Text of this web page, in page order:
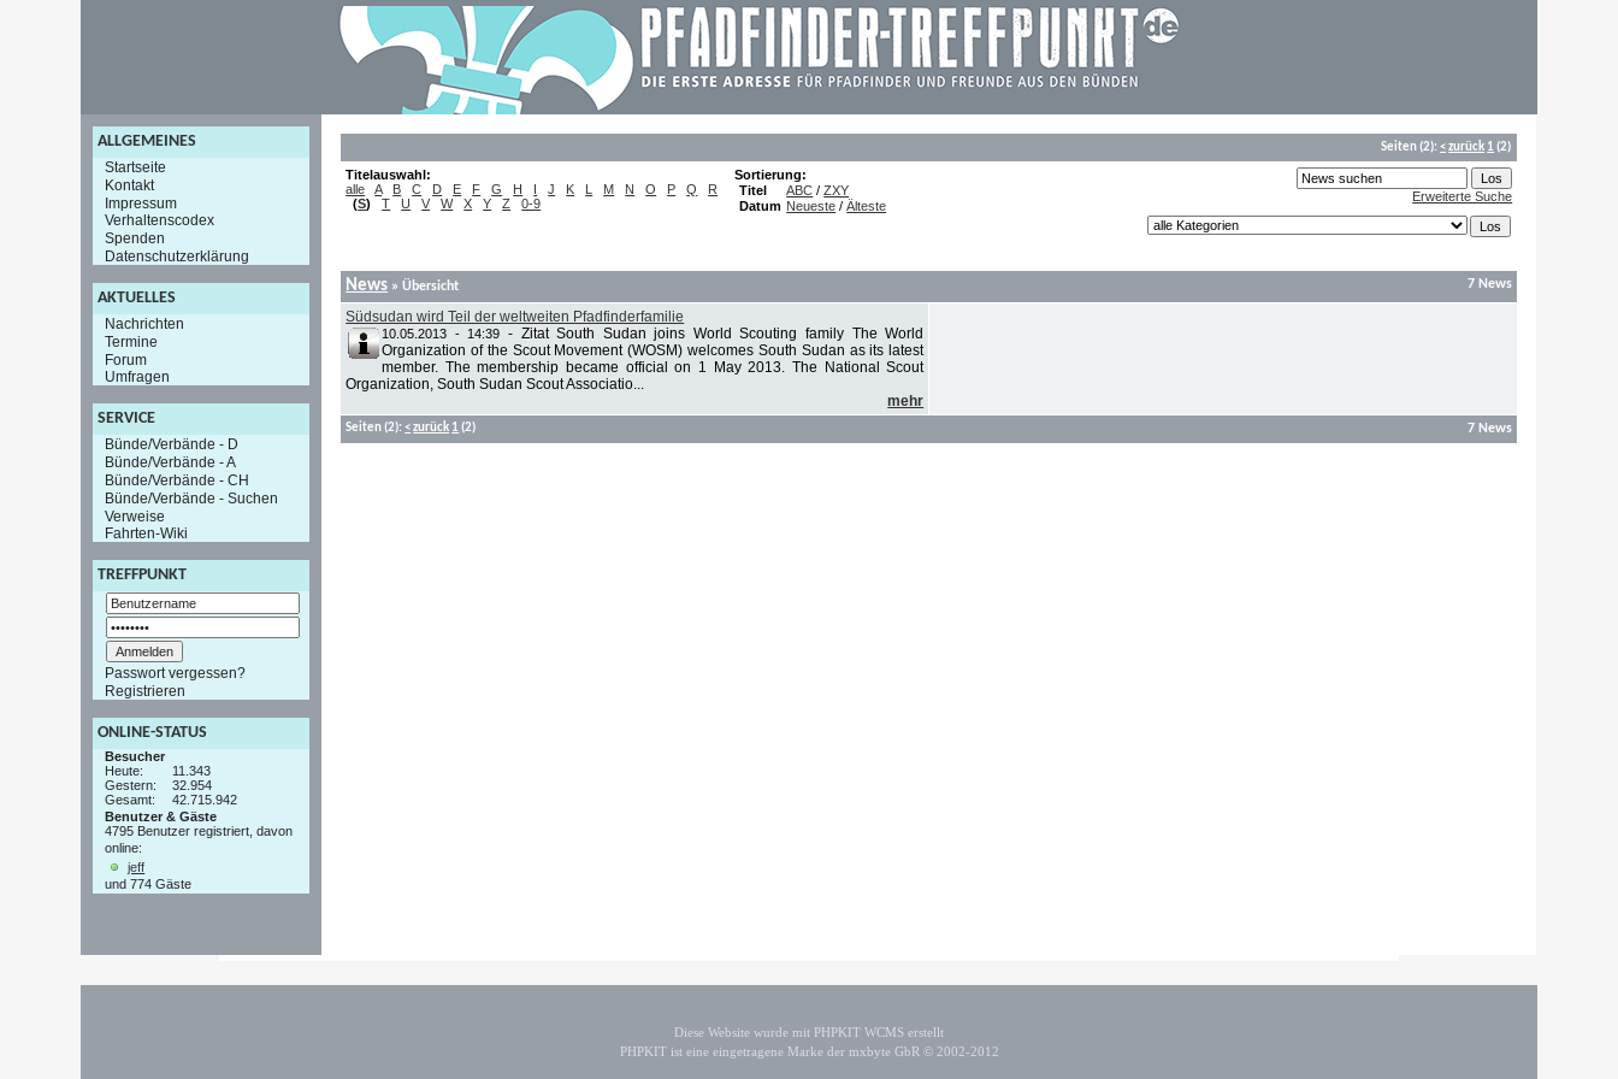
ALLGEMEINES
Startseite
Kontakt
Impressum
Verhaltenscodex
Spenden
Datenschutzerklärung
AKTUELLES
Nachrichten
Termine
Forum
Umfragen
SERVICE
Bünde/Verbände - D
Bünde/Verbände - A
Bünde/Verbände - CH
Bünde/Verbände - Suchen
Verweise
Fahrten-Wiki
TREFFPUNKT
Passwort vergessen?
Registrieren
ONLINE-STATUS
Besucher
Heute:
11.343
Gestern:
32.954
Gesamt:
42.715.942
Benutzer & Gäste
4795 Benutzer registriert, davon
online:
jeff
und 774 Gäste
Seiten(2):< zurück 1 (2)
Titelauswahl:
alle
A B C D E F G H I J K L M N O P Q
R
(S) T U V W X Y Z 0-9
Sortierung:
Titel
ABC /ZXY
Datum Neueste /Älteste
Erweiterte Suche
News » Übersicht 7 News
Südsudan wird Teil der weltweiten Pfadfinderfamilie
10.05.2013 - 14:39 - Zitat South Sudan joins World Scouting family The World
Organization of the Scout Movement (WOSM) welcomes South Sudan as its latest
member. The membership became official on 1 May 2013. The National Scout
Organization, South Sudan Scout Associatio...
mehr
Seiten(2):< zurück 1 (2) 7 News
Diese Website wurde mit PHPKIT WCMS erstellt
PHPKIT ist eine eingetragene Marke der mxbyte GbR © 2002-2012